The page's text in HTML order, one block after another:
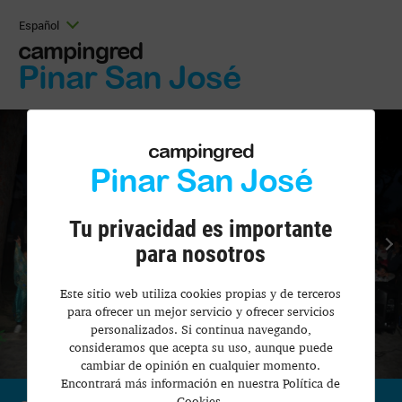
Español
campingred
Pinar San José
campingred
Pinar San José
Tu privacidad es importante
para nosotros
Este sitio web utiliza cookies propias y de terceros
para ofrecer un mejor servicio y ofrecer servicios
personalizados. Si continua navegando,
consideramos que acepta su uso, aunque puede
cambiar de opinión en cualquier momento.
Encontrará más información en nuestra Política de